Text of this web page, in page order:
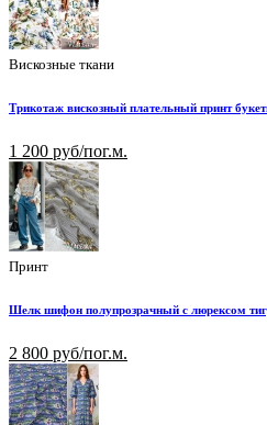
Вискозные ткани
Трикотаж вискозный плательный принт
1 200 руб/пог.м.
Принт
Шелк шифон полупрозрачный с люрексом
2 800 руб/пог.м.